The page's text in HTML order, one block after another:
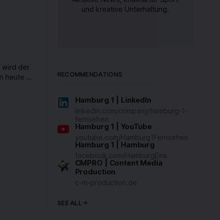
Anteil
Ein
wird der
heute 64
und kreative Unterhaltung.
RECOMMENDATIONS
Hamburg 1 | LinkedIn
linkedin.com/company/hamburg-1-
fernsehen
Hamburg 1 | YouTube
youtube.com/Hamburg1Fernsehen
Hamburg 1 | Hamburg
facebook.com/HamburgEins
CMPRO | Content Media
Production
c-m-production.de
SEE ALL